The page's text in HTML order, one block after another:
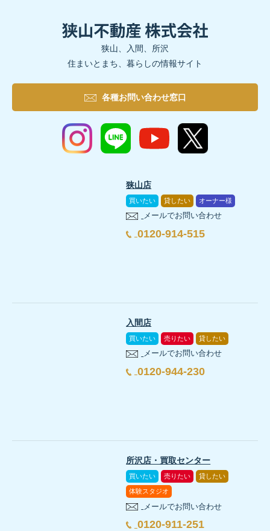
狭山、入間、所沢
住まいとまち、暮らしの情報サイト
各種お問い合わせ窓口
狭山店
買いたい 貸したい オーナー様
メールでお問い合わせ
0120-914-515
入間店
買いたい 売りたい 貸したい
メールでお問い合わせ
0120-944-230
所沢店・買取センター
買いたい 売りたい 貸したい
体験スタジオ
メールでお問い合わせ
0120-911-251